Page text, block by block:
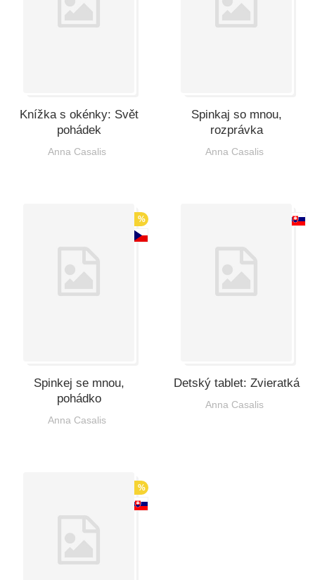
Knížka s okénky: Svět
pohádek
Anna Casalis
Spinkaj so mnou,
rozprávka
Anna Casalis
%
Spinkej se mnou,
pohádko
Anna Casalis
Detský tablet: Zvieratká
Anna Casalis
%